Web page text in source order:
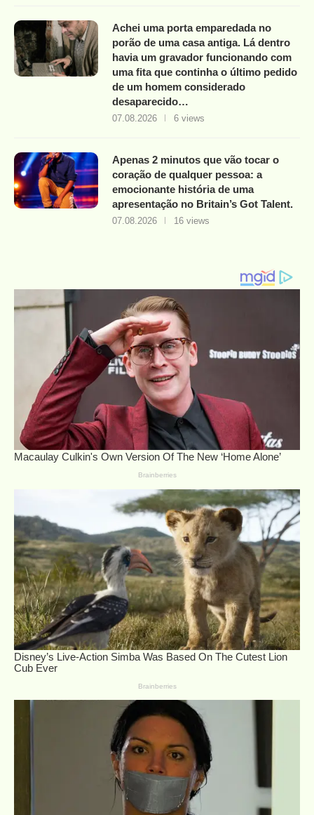
Achei uma porta emparedada no
porão de uma casa antiga. Lá dentro
havia um gravador funcionando com
uma fita que continha o último pedido
de um homem considerado
desaparecido…
07.08.2026 6 views
Apenas 2 minutos que vão tocar o
coração de qualquer pessoa: a
emocionante história de uma
apresentação no Britain’s Got Talent.
07.08.2026 16 views